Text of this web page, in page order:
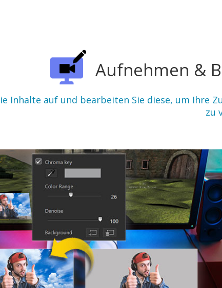
Aufnehmen &
Inhalte auf und bearbeiten Sie diese, um
zu